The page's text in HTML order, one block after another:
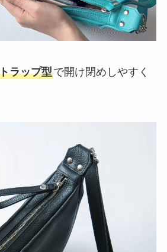
ラップ型で開け閉めしやすく